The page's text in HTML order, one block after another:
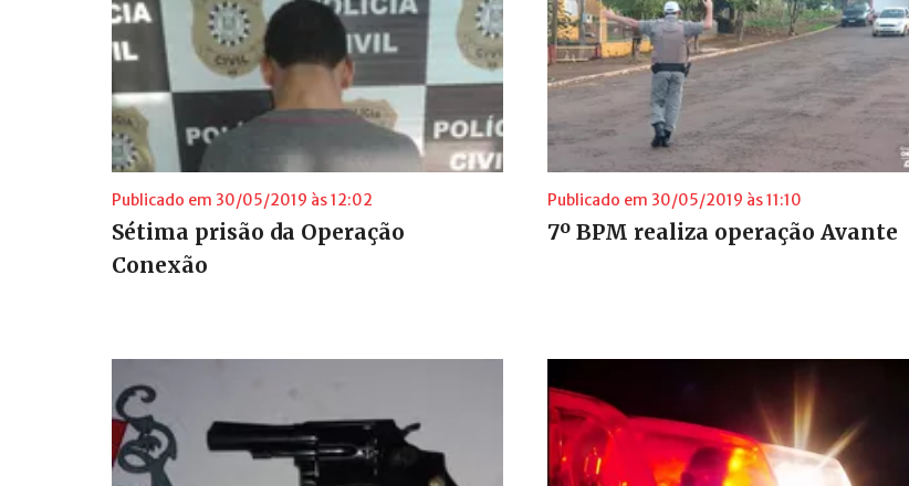
Publicado em 30/05/2019 às 12:02
Sétima prisão da Operação
Conexão
Publicado em 30/05/2019 às 11:10
7º BPM realiza operação Avante